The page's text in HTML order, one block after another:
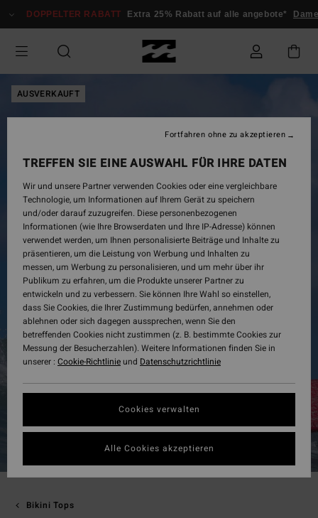
zur
springen
DOPPELTER RABATT Extra 25% Rabatt auf alle angebote* Damen
AUSVERKAUFT
Bikini Tops
TREFFEN SIE EINE AUSWAHL FÜR IHRE DATEN
Wir und unsere Partner verwenden Cookies oder eine vergleichbare
Technologie, um Informationen auf Ihrem Gerät zu speichern
und/oder darauf zuzugreifen. Diese personenbezogenen
Informationen (wie Ihre Browserdaten und Ihre IP-Adresse) können
verwendet werden, um Ihnen personalisierte Beiträge und Inhalte zu
präsentieren, um die Leistung von Werbung und Inhalten zu
messen, um Werbung zu personalisieren, und um mehr über ihr
Publikum zu erfahren, um die Produkte unserer Partner zu
entwickeln und zu verbessern. Sie können Ihre Wahl so einstellen,
dass Sie Cookies, die Ihrer Zustimmung bedürfen, annehmen oder
ablehnen oder sich dagegen aussprechen, wenn Sie den
betreffenden Cookies nicht zustimmen (z. B. bestimmte Cookies zur
Messung der Besucherzahlen). Weitere Informationen finden Sie in
unserer : Cookie-Richtlinieund Datenschutzrichtlinie
Cookies verwalten
Fortfahren ohne zu akzeptieren
Alle Cookies akzeptieren